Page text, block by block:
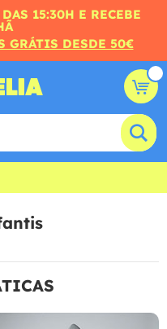
15:30H E RECEBE
GRÁTIS DESDE 50€